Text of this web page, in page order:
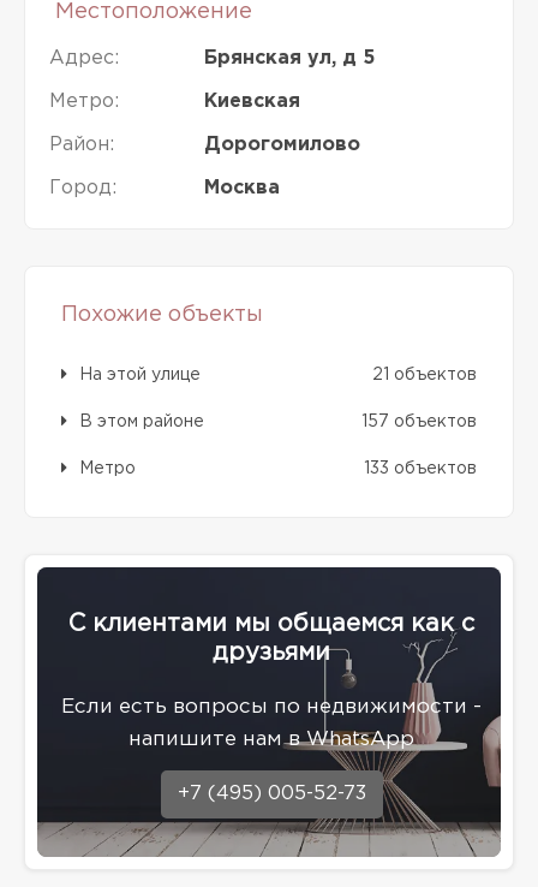
Местоположение
Адрес: Брянская ул, д 5
Метро: Киевская
Район: Дорогомилово
Город: Москва
Похожие объекты
На этой улице 21 объектов
В этом районе 157 объектов
Метро 133 объектов
С клиентами мы общаемся как с
друзьями
Eсли есть вопросы по недвижимости -
напишите нам в WhatsApp
+7 (495) 005-52-73